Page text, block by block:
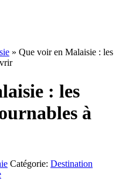
» Que voir en Malaisie : les
: les
à
Catégorie: Destination